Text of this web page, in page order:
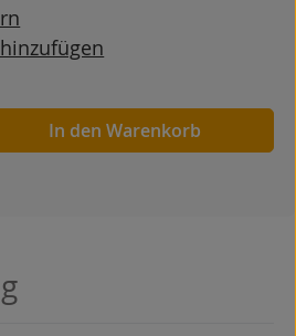
In den Warenkorb